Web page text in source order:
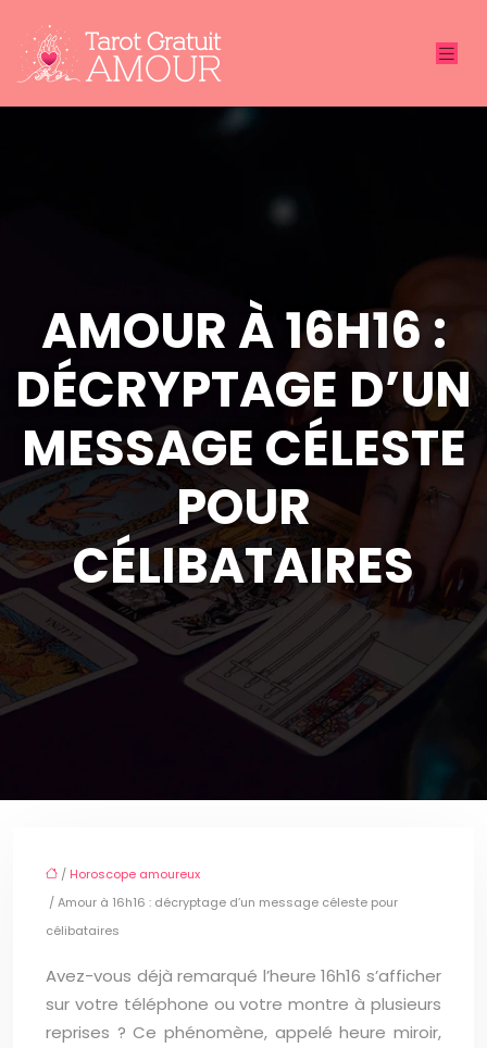
AMOUR À 16H16 :
DÉCRYPTAGE D’UN
MESSAGE CÉLESTE
POUR
CÉLIBATAIRES
/ Horoscope amoureux
/ Amour à 16h16 : décryptage d’un message céleste pour
célibataires
Avez-vous déjà remarqué l’heure 16h16 s’afficher
sur votre téléphone ou votre montre à plusieurs
reprises ? Ce phénomène, appelé heure miroir,